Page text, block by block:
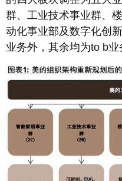
群、工业技术事业群、
动化事业部及数字化创
业务外，其余均为to b业